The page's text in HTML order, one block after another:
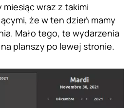
miesiąc wraz z takimi
że w ten dzień mamy
Mało tego, te wydarzenia
planszy po lewej stronie.